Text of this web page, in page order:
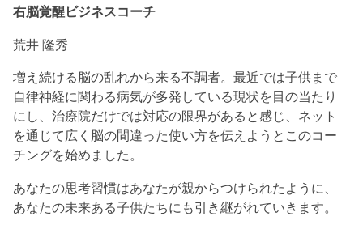
右脳覚醒ビジネスコーチ
荒井 隆秀
増え続ける脳の乱れから来る不調者。最近では子供まで
自律神経に関わる病気が多発している現状を目の当たり
にし、治療院だけでは対応の限界があると感じ、ネット
を通じて広く脳の間違った使い方を伝えようとこのコー
チングを始めました。
あなたの思考習慣はあなたが親からつけられたように、
あなたの未来ある子供たちにも引き継がれていきます。